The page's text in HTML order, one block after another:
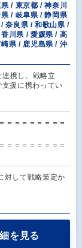
/ 東京都 / 神奈川
/ 岐阜県 / 静岡県
奈良県 / 和歌山県 /
川県 / 愛媛県 / 高
県 / 鹿児島県 / 沖
携し、戦略立
援に携わってい
＝＝＝＝＝＝＝＝
＝＝＝＝＝＝＝＝
対して戦略策定か
を見る